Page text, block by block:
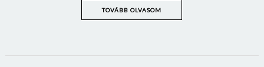
TOVÁBB OLVASOM